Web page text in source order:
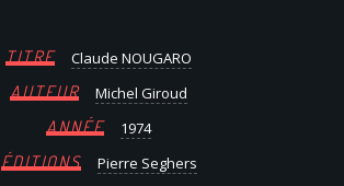
TITRE Claude NOUGARO
AUTEUR Michel Giroud
ANNÉE 1974
ÉDITIONS Pierre Seghers